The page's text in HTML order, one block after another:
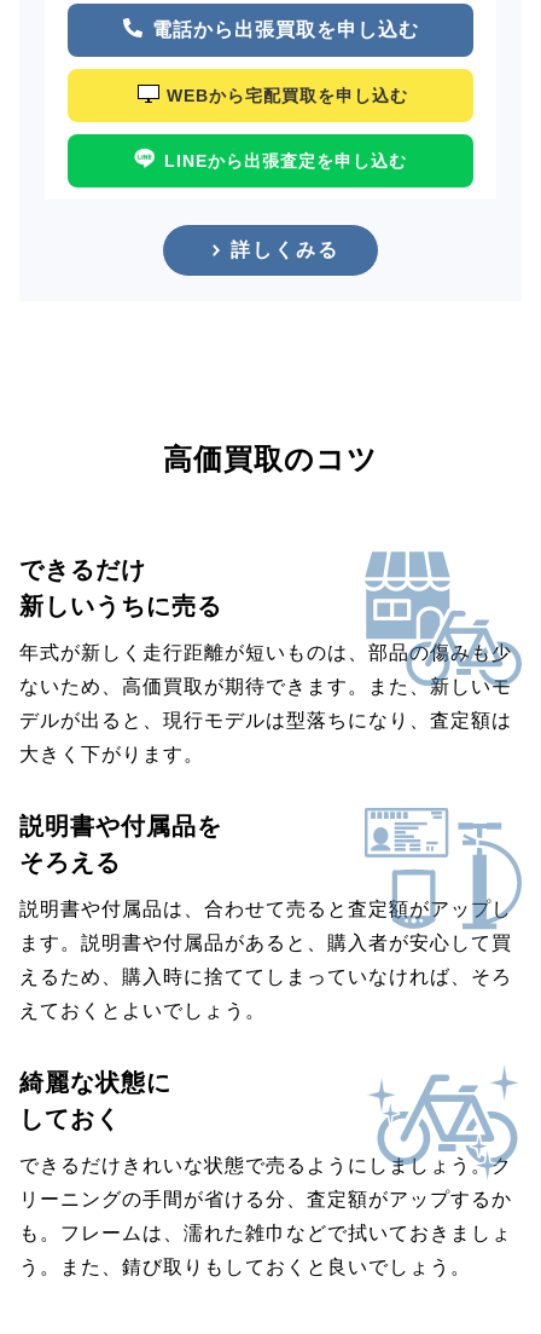
電話から出張買取を申し込む
WEBから宅配買取を申し込む
LINEから出張査定を申し込む
詳しくみる
高価買取のコツ
できるだけ
新しいうちに売る
年式が新しく走行距離が短いものは、部品の傷みも少
ないため、高価買取が期待できます。また、新しいモ
デルが出ると、現行モデルは型落ちになり、査定額は
大きく下がります。
説明書や付属品を
そろえる
説明書や付属品は、合わせて売ると査定額がアップし
ます。説明書や付属品があると、購入者が安心して買
えるため、購入時に捨ててしまっていなければ、そろ
えておくとよいでしょう。
綺麗な状態に
しておく
できるだけきれいな状態で売るようにしましょう。ク
リーニングの手間が省ける分、査定額がアップするか
も。フレームは、濡れた雑巾などで拭いておきましょ
う。また、錆び取りもしておくと良いでしょう。